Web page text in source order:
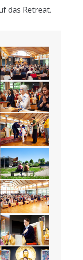
das Retreat.